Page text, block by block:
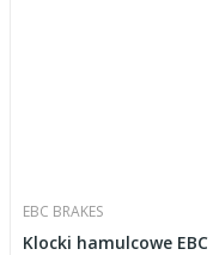
EBC BRAKES
Klocki hamulcowe